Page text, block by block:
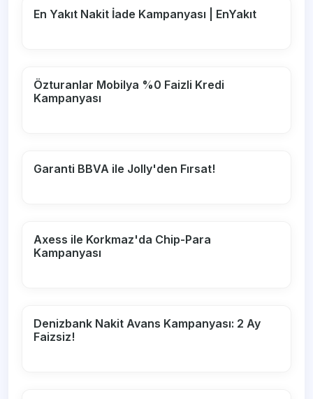
En Yakıt Nakit İade Kampanyası | EnYakıt
Özturanlar Mobilya %0 Faizli Kredi
Kampanyası
Garanti BBVA ile Jolly'den Fırsat!
Axess ile Korkmaz'da Chip-Para
Kampanyası
Denizbank Nakit Avans Kampanyası: 2 Ay
Faizsiz!